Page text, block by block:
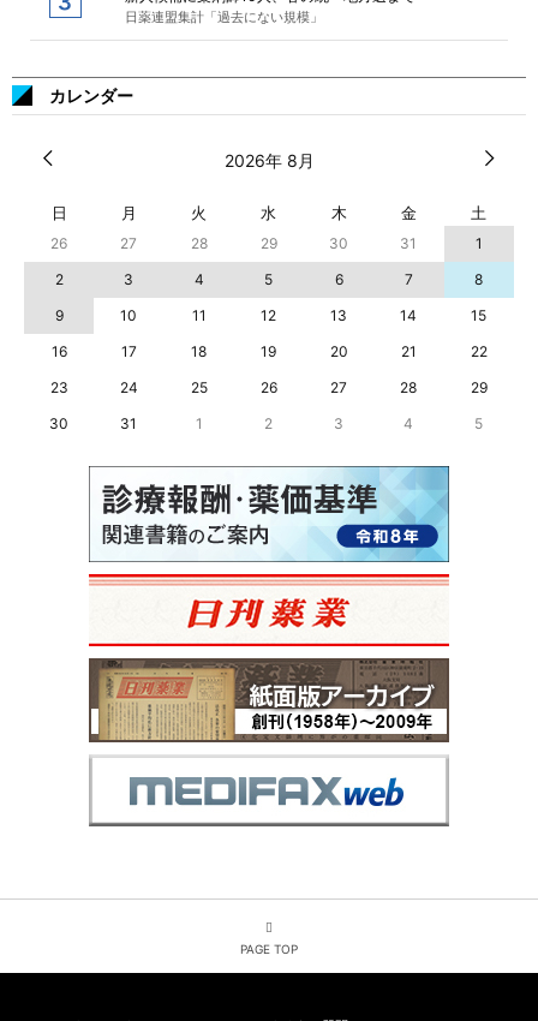
日薬連盟集計「過去にない規模」
カレンダー
2026年 8月
日 月 火 水 木 金 土
26 27 28 29 30 31
1
2
3 4 5 6 7
8
9
10 11 12 13 14
15
16
17 18 19 20 21
22
23
24 25 26 27 28
29
30
31 1 2 3 4 5
PAGE TOP